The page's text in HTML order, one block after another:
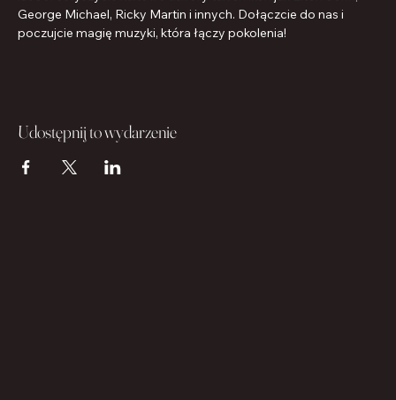
George Michael, Ricky Martin i innych. Dołączcie do nas i
poczujcie magię muzyki, która łączy pokolenia!
Udostępnij to wydarzenie